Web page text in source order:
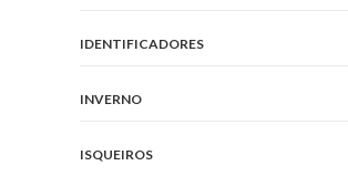
IDENTIFICADORES
INVERNO
ISQUEIROS